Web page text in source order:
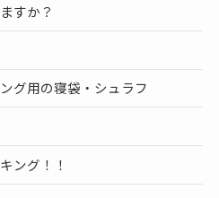
すか？
グ用の寝袋・シュラフ
ング！！